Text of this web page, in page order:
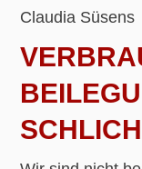
Claudia Süsens